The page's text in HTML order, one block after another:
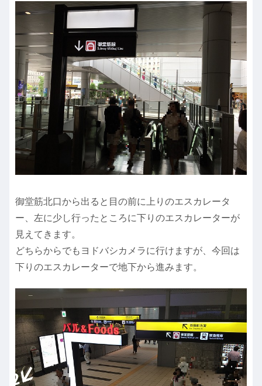
御堂筋北口から出ると目の前に上りのエスカレータ
ー、左に少し行ったところに下りのエスカレーターが
見えてきます。
どちらからでもヨドバシカメラに行けますが、今回は
下りのエスカレーターで地下から進みます。